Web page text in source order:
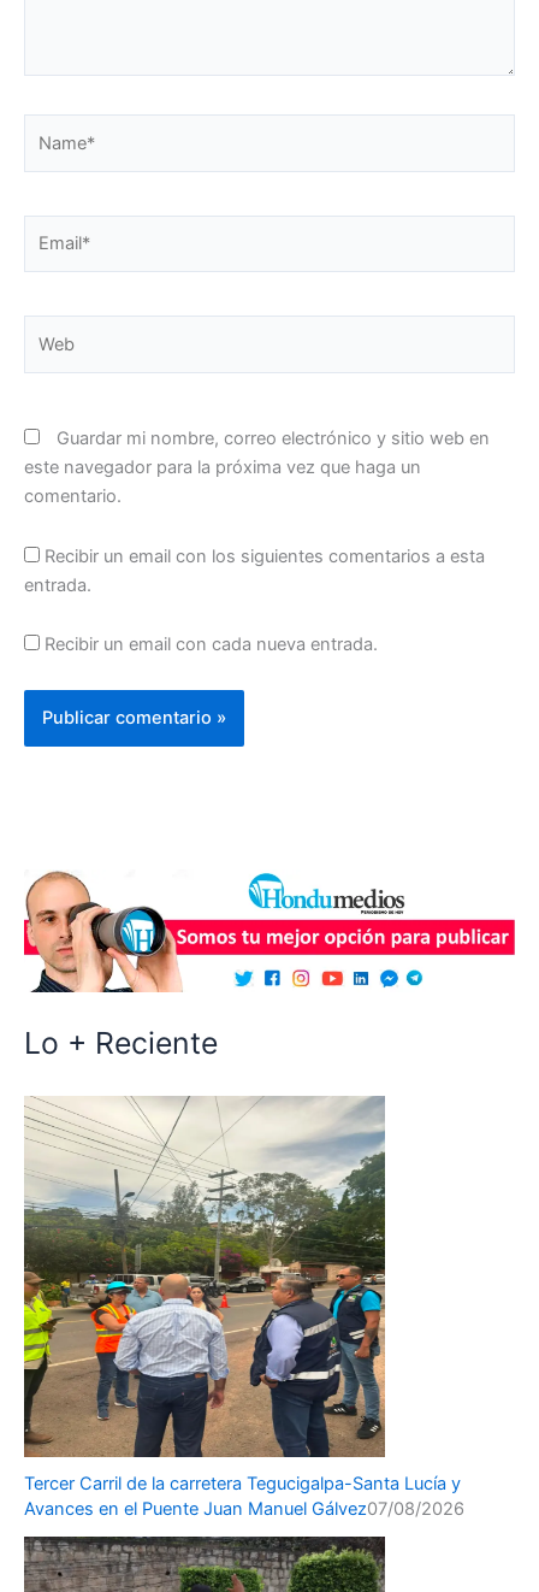
Guardar mi nombre, correo electrónico y sitio web en
este navegador para la próxima vez que haga un
comentario.
Recibir un email con los siguientes comentarios a esta
entrada.
Recibir un email con cada nueva entrada.
Lo + Reciente
Tercer Carril de la carretera Tegucigalpa-Santa Lucía y
Avances en el Puente Juan Manuel Gálvez07/08/2026